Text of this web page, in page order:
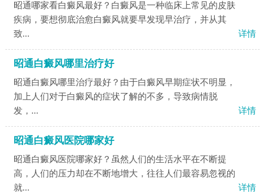
昭通哪家看白癜风最好？白癜风是一种临床上常见的皮肤
疾病，要想彻底治愈白癜风就要早发现早治疗，并从其
致...
详情
昭通白癜风哪里治疗好
昭通白癜风哪里治疗最好？由于白癜风早期症状不明显，
加上人们对于白癜风的症状了解的不多，导致病情脱
发，...
详情
昭通白癜风医院哪家好
昭通白癜风医院哪家好？虽然人们的生活水平在不断提
高，人们的压力却在不断地增大，往往人们最容易忽视的
就...
详情